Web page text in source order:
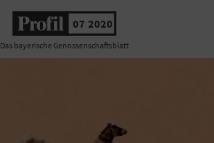
07 2020
Das bayerische Genossenschaftsblatt